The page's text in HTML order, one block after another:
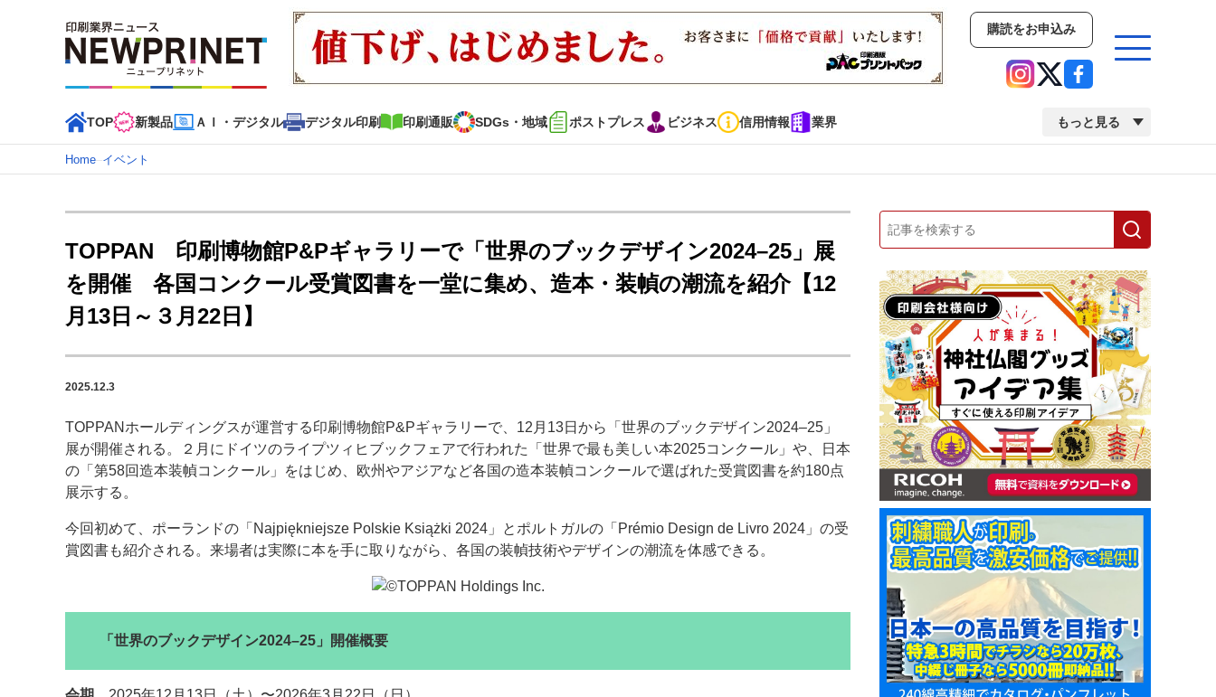
購読をお申込み
TOP 新製品 ＡＩ・デジタル デジタル印刷 印刷通販 SDGs・地域 ポストプレス ビジネス 信用情報 業界 もっと見る
イベント
インデックス
TOP 新着記事 特集記事 動画コンテンツ インタビュー コレクション
カテゴリー一覧
新商品 新製品 ＡＩ・デジタル デジタル印刷 印刷通販 SDGs・地域 ポストプレス ビジネス イベント 信用情報 業界 市場・統計 人事・移転・異動・訃報
特集記事カテゴリー一覧
中古印刷機・製本機特集
2022 検査・校正特集
特集・デジタル印刷 ～ 新成長軌道を描く
案内
発刊案内 JFPI印刷用語集 印刷機材年鑑
運営
会社案内 購読・購入申し込み サイトポリシー お問い合わせ
Home–イベント
TOPPAN 印刷博物館P&Pギャラリーで「世界のブックデザイン2024–25」展
を開催 各国コンクール受賞図書を一堂に集め、造本・装幀の潮流を紹介【12
月13日～３月22日】
2025.12.3
TOPPANホールディングスが運営する印刷博物館P&Pギャラリーで、12月13日から「世界のブックデザイン2024–25」
展が開催される。２月にドイツのライプツィヒブックフェアで行われた「世界で最も美しい本2025コンクール」や、日本
の「第58回造本装幀コンクール」をはじめ、欧州やアジアなど各国の造本装幀コンクールで選ばれた受賞図書を約180点
展示する。
今回初めて、ポーランドの「Najpiękniejsze Polskie Książki 2024」とポルトガルの「Prémio Design de Livro 2024」の受
賞図書も紹介される。来場者は実際に本を手に取りながら、各国の装幀技術やデザインの潮流を体感できる。
「世界のブックデザイン2024–25」開催概要